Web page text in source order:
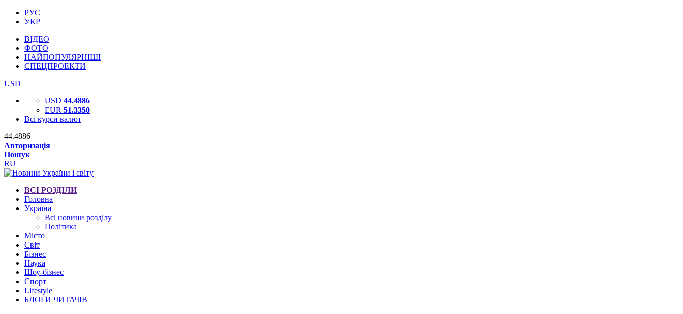
РУС
УКР
ВІДЕО
ФОТО
НАЙПОПУЛЯРНІШІ
СПЕЦПРОЕКТИ
USD
USD 44.4886
EUR 51.3350
Всі курси валют
44.4886
Авторизація
Пошук
RU
ВСІ РОЗДІЛИ
Головна
Україна
Всі новини розділу
Політика
Місто
Світ
Бізнес
Наука
Шоу-бізнес
Спорт
Lifestyle
БЛОГИ ЧИТАЧІВ